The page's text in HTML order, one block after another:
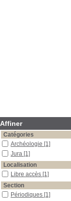
Affiner
Catégories
Archéologie [1]
Jura [1]
Localisation
Libre accès [1]
Section
Périodiques [1]